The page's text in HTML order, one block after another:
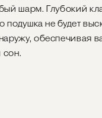
шарм. Глубокий
подушка не будет
обеспечивая